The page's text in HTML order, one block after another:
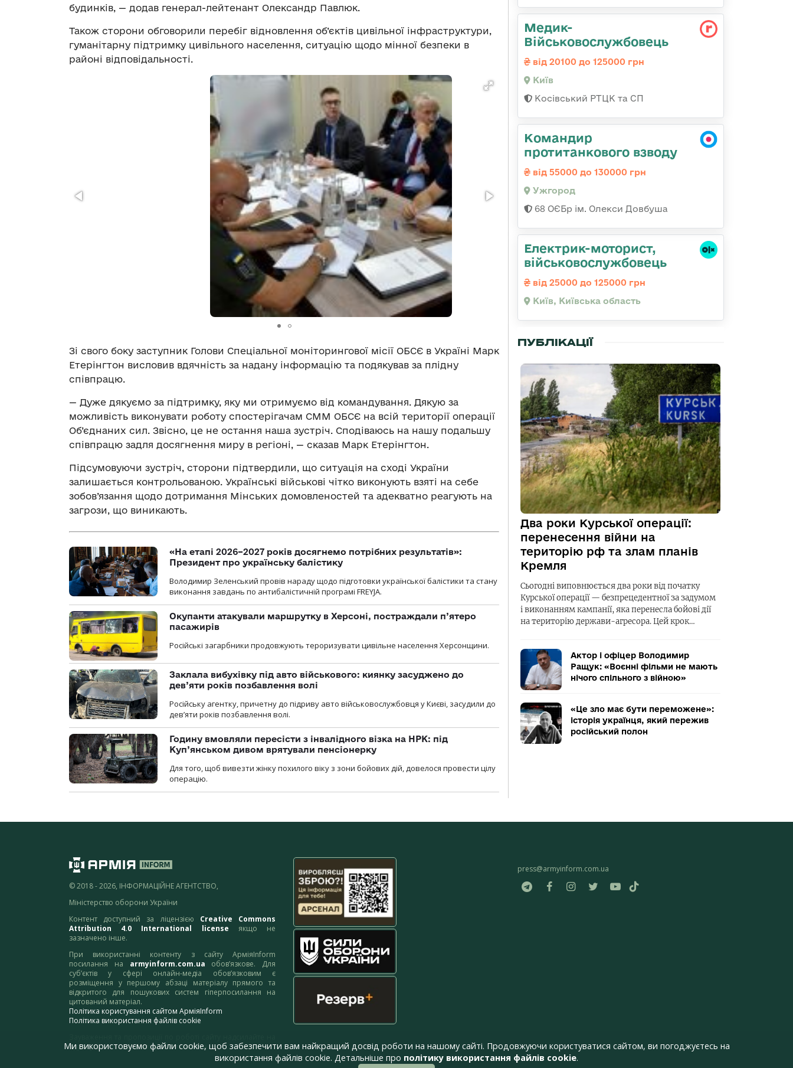
будинків, — додав генерал-лейтенант Олександр Павлюк.
Також сторони обговорили перебіг відновлення об’єктів цивільної інфраструктури,
гуманітарну підтримку цивільного населення, ситуацію щодо мінної безпеки в
районі відповідальності.
Зі свого боку заступник Голови Спеціальної моніторингової місії ОБСЄ в Україні Марк
Етерінгтон висловив вдячність за надану інформацію та подякував за плідну
співпрацю.
— Дуже дякуємо за підтримку, яку ми отримуємо від командування. Дякую за
можливість виконувати роботу спостерігачам СММ ОБСЄ на всій території операції
Об’єднаних сил. Звісно, це не остання наша зустріч. Сподіваюсь на нашу подальшу
співпрацю задля досягнення миру в регіоні, — сказав Марк Етерінгтон.
Підсумовуючи зустріч, сторони підтвердили, що ситуація на сході України
залишається контрольованою. Українські військові чітко виконують взяті на себе
зобов’язання щодо дотримання Мінських домовленостей та адекватно реагують на
загрози, що виникають.
«На етапі 2026–2027 років досягнемо потрібних результатів»:
Президент про українську балістику
Володимир Зеленський провів нараду щодо підготовки української балістики та стану
виконання завдань по антибалістичній програмі FREYJA.
Окупанти атакували маршрутку в Херсоні, постраждали п’ятеро
пасажирів
Російські загарбники продовжують тероризувати цивільне населення Херсонщини.
Заклала вибухівку під авто військового: киянку засуджено до
дев’яти років позбавлення волі
Російську агентку, причетну до підриву авто військовослужбовця у Києві, засудили до
дев’яти років позбавлення волі.
Годину вмовляли пересісти з інвалідного візка на НРК: під
Куп’янськом дивом врятували пенсіонерку
Для того, щоб вивезти жінку похилого віку з зони бойових дій, довелося провести цілу
операцію.
Медик-
Військовослужбовець
від 20100 до 125000 грн
Київ
Косівський РТЦК та СП
Командир
протитанкового взводу
від 55000 до 130000 грн
Ужгород
68 ОЄБр ім. Олекси Довбуша
Електрик-моторист,
військовослужбовець
від 25000 до 125000 грн
Київ, Київська область
ПУБЛІКАЦІЇ
Два роки Курської операції:
перенесення війни на
територію рф та злам планів
Кремля
Сьогодні виповнюється два роки від початку
Курської операції — безпрецедентної за задумом
і виконанням кампанії, яка перенесла бойові дії
на територію держави-агресора. Цей крок…
Актор і офіцер Володимир
Ращук: «Воєнні фільми не мають
нічого спільного з війною»
«Це зло має бути переможене»:
історія українця, який пережив
російський полон
© 2018 - 2026, ІНФОРМАЦІЙНЕ АГЕНТСТВО,
Міністерство оборони України
Контент доступний за ліцензією Creative Commons
Attribution 4.0 International license якщо не
зазначено інше.
При використанні контенту з сайту АрміяInform
посилання на armyinform.com.ua обов’язкове. Для
суб’єктів у сфері онлайн-медіа обов’язковим є
розміщення у першому абзаці матеріалу прямого та
відкритого для пошукових систем гіперпосилання на
цитований матеріал.
Політика користування сайтом АрміяInform
Політика використання файлів cookie
адресу:webmaster@armyinform.com.ua
press@armyinform.com.ua
Ми використовуємо файли cookie, щоб забезпечити вам найкращий досвід роботи на нашому сайті. Продовжуючи користуватися сайтом, ви погоджуєтесь на
використання файлів cookie. Детальніше про політику використання файлів cookie.